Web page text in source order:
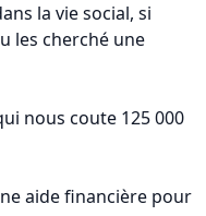
la vie social, si
les cherché une
nous coute 125 000
aide financière pour